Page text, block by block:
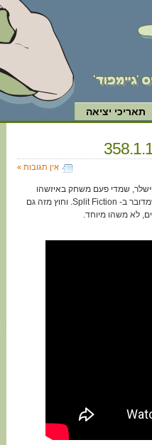
תאריכי יציאה
אין תגובות »
שמדי פעם משחק באיזשהו
משחק AAA סמוך לתאריך היציאה שלו ובמקרה הפעם יצא שמדובר ב- Split Fiction. וחוץ מזה גם